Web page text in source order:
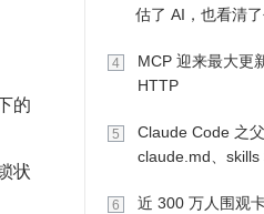
的
状
估了 AI，也看清
4
MCP 迎来最大更
HTTP
5
Claude Code 之
claude.md、skills
6
近 300 万人围观